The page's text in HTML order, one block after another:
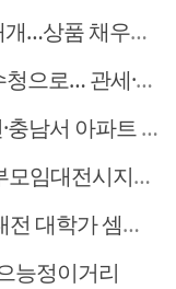
채우기 ‘속도전’
세 수사 전문인력 주목
잇따라…주민 대피·불편
점심 중식지원 봉사활동
가 셈법 복잡
능정이거리